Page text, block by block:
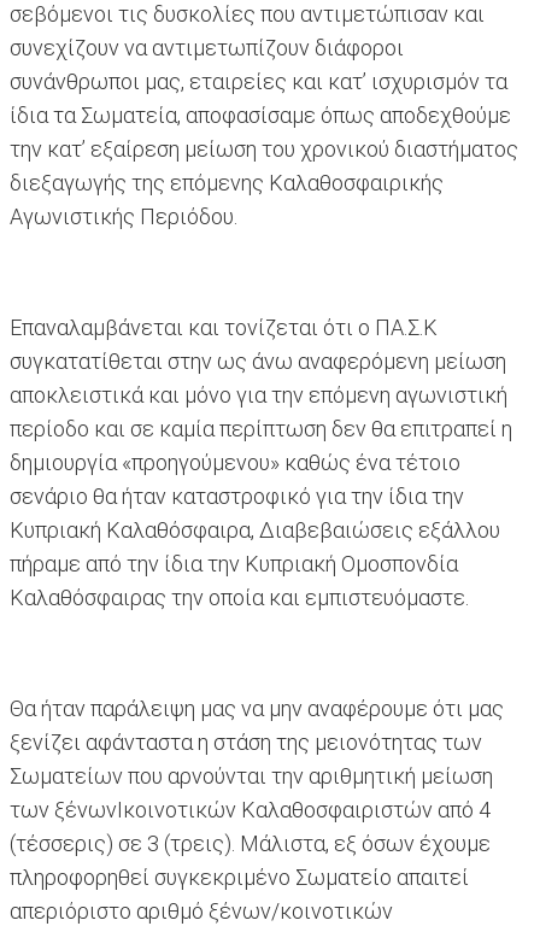
σεβόμενοι τις δυσκολίες που αντιμετώπισαν και
συνεχίζουν να αντιμετωπίζουν διάφοροι
συνάνθρωποι μας, εταιρείες και κατ’ ισχυρισμόν τα
ίδια τα Σωματεία, αποφασίσαμε όπως αποδεχθούμε
την κατ’ εξαίρεση μείωση του χρονικού διαστήματος
διεξαγωγής της επόμενης Καλαθοσφαιρικής
Αγωνιστικής Περιόδου.
Επαναλαμβάνεται και τονίζεται ότι ο ΠΑ.Σ.Κ
συγκατατίθεται στην ως άνω αναφερόμενη μείωση
αποκλειστικά και μόνο για την επόμενη αγωνιστική
περίοδο και σε καμία περίπτωση δεν θα επιτραπεί η
δημιουργία «προηγούμενου» καθώς ένα τέτοιο
σενάριο θα ήταν καταστροφικό για την ίδια την
Κυπριακή Καλαθόσφαιρα, Διαβεβαιώσεις εξάλλου
πήραμε από την ίδια την Κυπριακή Ομοσπονδία
Καλαθόσφαιρας την οποία και εμπιστευόμαστε.
Θα ήταν παράλειψη μας να μην αναφέρουμε ότι μας
ξενίζει αφάνταστα η στάση της μειονότητας των
Σωματείων που αρνούνται την αριθμητική μείωση
των ξένωνΙκοινοτικών Καλαθοσφαιριστών από 4
(τέσσερις) σε 3 (τρεις). Μάλιστα, εξ όσων έχουμε
πληροφορηθεί συγκεκριμένο Σωματείο απαιτεί
απεριόριστο αριθμό ξένων/κοινοτικών